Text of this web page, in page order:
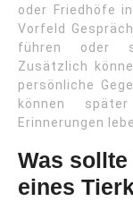
oder Friedhöfe
Vorfeld
führen oder
Zusätzlich
persönliche
können
Erinnerungen
Was
eines